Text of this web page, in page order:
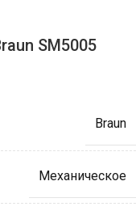
SM5005
Braun
Механическое